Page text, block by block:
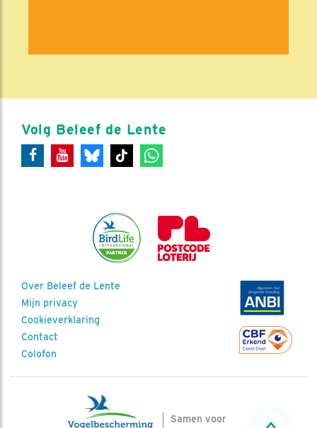
Volg Beleef de Lente
Over Beleef de Lente
Mijn privacy
Cookieverklaring
Contact
Colofon
Samen voor